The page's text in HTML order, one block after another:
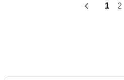
1 2